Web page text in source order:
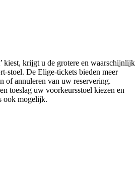
kiest, krijgt u de grotere en waarschijnlijk
stoel. De Elige-tickets bieden meer
of annuleren van uw reservering.
toeslag uw voorkeursstoel kiezen en
ook mogelijk.